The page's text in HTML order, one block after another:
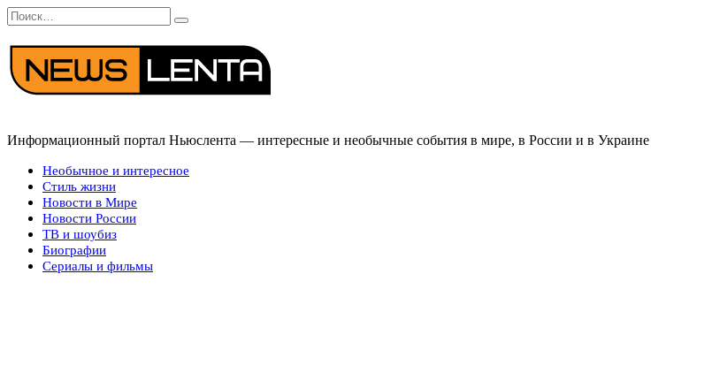
Перейти
к
содержанию
Search
for:
Информационный портал Ньюслента — интересные и необычные события в мире, в России и в Украине
Необычное и интересное
Стиль жизни
Новости в Мире
Новости России
ТВ и шоубиз
Биографии
Сериалы и фильмы